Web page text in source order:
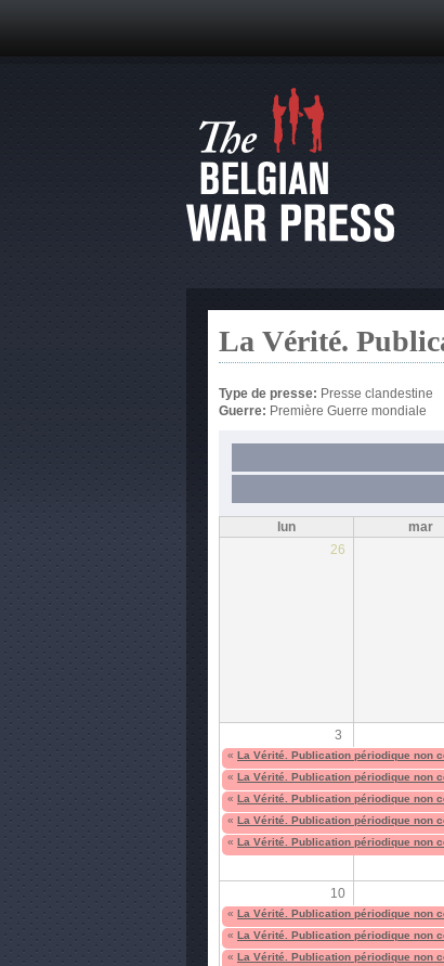
La Vérité.
Type de presse: Presse clandestine
Guerre: Première Guerre mondiale
lun mar
26
3
« La Vérité. Publication périodique non
« La Vérité. Publication périodique non
« La Vérité. Publication périodique non
« La Vérité. Publication périodique non
« La Vérité. Publication périodique non
10
« La Vérité. Publication périodique non
« La Vérité. Publication périodique non
« La Vérité. Publication périodique non